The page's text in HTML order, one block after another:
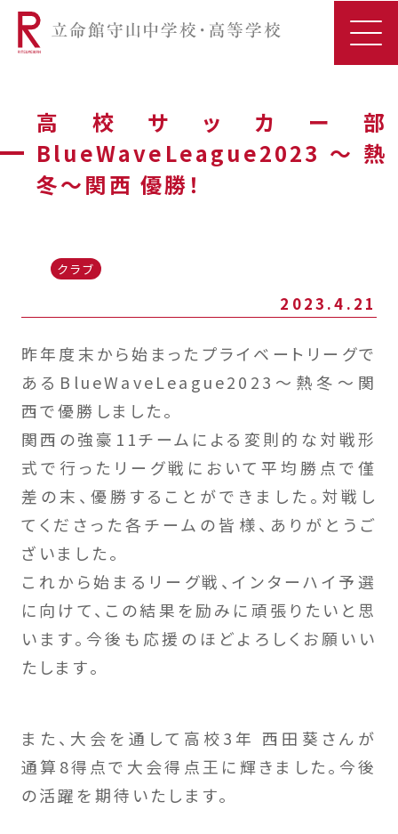
高校サッカー部
BlueWaveLeague2023～熱
冬～関西 優勝！
クラブ
2023.4.21
昨年度末から始まったプライベートリーグで
あるBlueWaveLeague2023～熱冬～関
西で優勝しました。
関西の強豪11チームによる変則的な対戦形
式で行ったリーグ戦において平均勝点で僅
差の末、優勝することができました。対戦し
てくださった各チームの皆様、ありがとうご
ざいました。
これから始まるリーグ戦、インターハイ予選
に向けて、この結果を励みに頑張りたいと思
います。今後も応援のほどよろしくお願いい
たします。
また、大会を通して高校3年 西田葵さんが
通算8得点で大会得点王に輝きました。今後
の活躍を期待いたします。